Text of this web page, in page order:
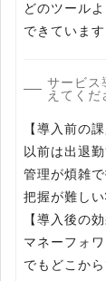
どのツール
できています
サービス
えてくだ
【導入前の課
以前は出退
管理が煩雑
把握が難しい
【導入後の効
マネーフォ
でもどこか